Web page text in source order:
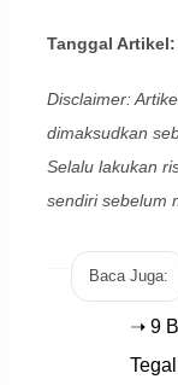
Tanggal Artikel:
Disclaimer:
dimaksudkan
Selalu lakukan
sendiri sebelum
Baca Juga:
➝ 9